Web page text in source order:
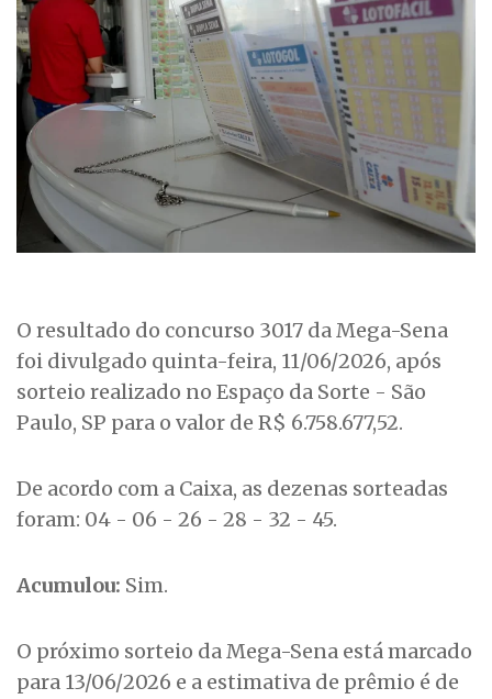
O resultado do concurso 3017 da Mega-Sena
foi divulgado quinta-feira, 11/06/2026, após
sorteio realizado no Espaço da Sorte - São
Paulo, SP para o valor de R$ 6.758.677,52.
De acordo com a Caixa, as dezenas sorteadas
foram: 04 - 06 - 26 - 28 - 32 - 45.
Acumulou: Sim.
O próximo sorteio da Mega-Sena está marcado
para 13/06/2026 e a estimativa de prêmio é de